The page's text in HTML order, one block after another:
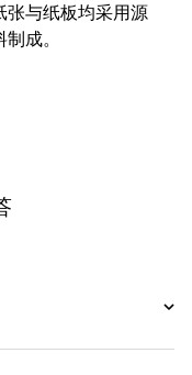
张与纸板均采用源
成。